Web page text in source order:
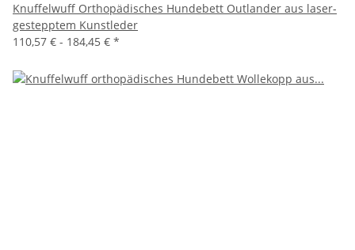
Knuffelwuff Orthopädisches Hundebett Outlander aus laser-
gestepptem Kunstleder
110,57 € - 184,45 € *